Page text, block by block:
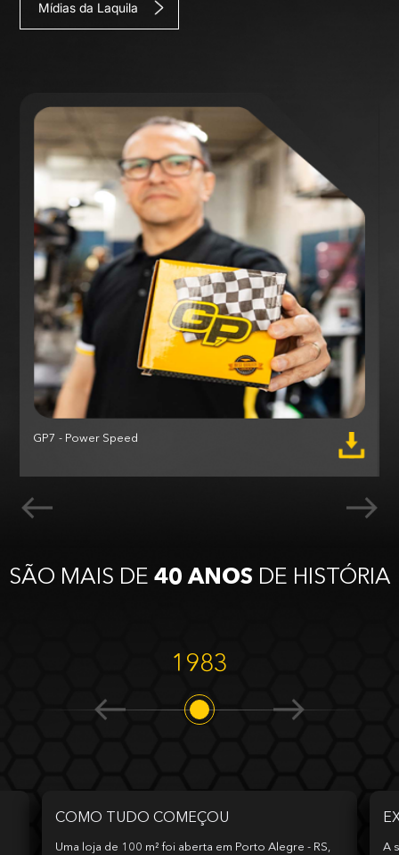
Mídias da Laquila
GP7 - Power Speed
SÃO MAIS DE 40 ANOS DE HISTÓRIA
1983
COMO TUDO COMEÇOU
Uma loja de 100 m² foi aberta em Porto Alegre - RS,
A